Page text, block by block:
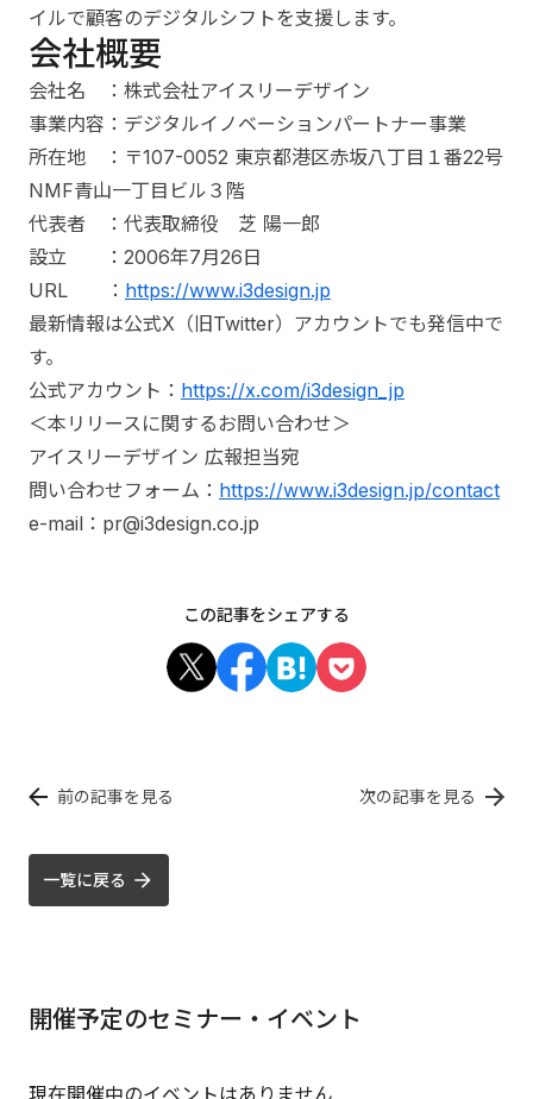
イルで顧客のデジタルシフトを支援します。
会社概要
会社名 ：株式会社アイスリーデザイン
事業内容：デジタルイノベーションパートナー事業
所在地 ：〒107-0052 東京都港区赤坂八丁目１番22号
NMF青山一丁目ビル３階
代表者 ：代表取締役 芝 陽一郎
設立 ：2006年7月26日
URL ： https://www.i3design.jp
最新情報は公式X（旧Twitter）アカウントでも発信中で
す。
公式アカウント： https://x.com/i3design_jp
＜本リリースに関するお問い合わせ＞
アイスリーデザイン 広報担当宛
問い合わせフォーム： https://www.i3design.jp/contact
e-mail：pr@i3design.co.jp
この記事をシェアする
前の記事を見る 次の記事を見る
一覧に戻る
開催予定のセミナー・イベント
現在開催中のイベントはありません